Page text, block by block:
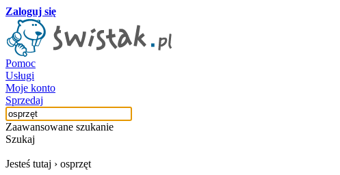
Zaloguj się
Pomoc
Usługi
Moje konto
Sprzedaj
Zaawansowane szukanie
Szukaj
Jesteś tutaj › osprzęt